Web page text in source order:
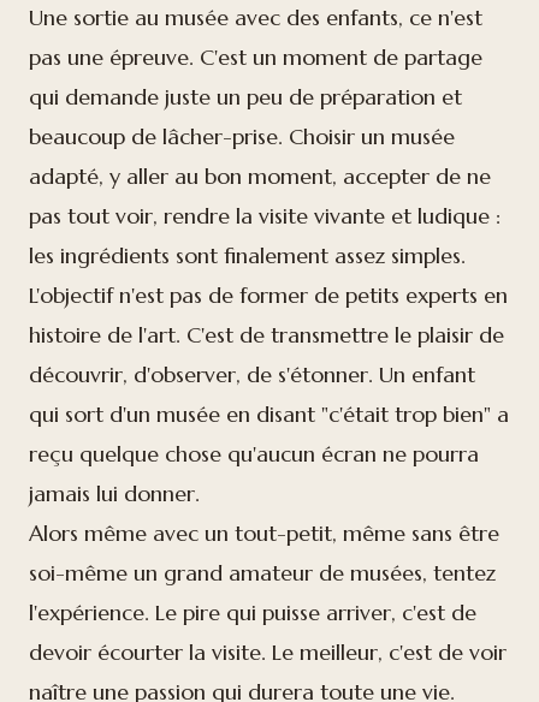
Une sortie au musée avec des enfants, ce n'est
pas une épreuve. C'est un moment de partage
qui demande juste un peu de préparation et
beaucoup de lâcher-prise. Choisir un musée
adapté, y aller au bon moment, accepter de ne
pas tout voir, rendre la visite vivante et ludique :
les ingrédients sont finalement assez simples.
L'objectif n'est pas de former de petits experts en
histoire de l'art. C'est de transmettre le plaisir de
découvrir, d'observer, de s'étonner. Un enfant
qui sort d'un musée en disant "c'était trop bien" a
reçu quelque chose qu'aucun écran ne pourra
jamais lui donner.
Alors même avec un tout-petit, même sans être
soi-même un grand amateur de musées, tentez
l'expérience. Le pire qui puisse arriver, c'est de
devoir écourter la visite. Le meilleur, c'est de voir
naître une passion qui durera toute une vie.